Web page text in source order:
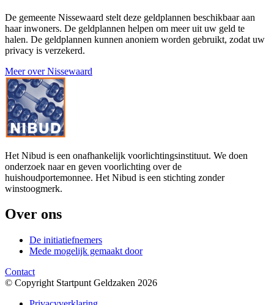
De gemeente Nissewaard stelt deze geldplannen beschikbaar aan
haar inwoners. De geldplannen helpen om meer uit uw geld te
halen. De geldplannen kunnen anoniem worden gebruikt, zodat uw
privacy is verzekerd.
Meer over Nissewaard
Het Nibud is een onafhankelijk voorlichtingsinstituut. We doen
onderzoek naar en geven voorlichting over de
huishoudportemonnee. Het Nibud is een stichting zonder
winstoogmerk.
Over ons
De initiatiefnemers
Mede mogelijk gemaakt door
Contact
© Copyright Startpunt Geldzaken 2026